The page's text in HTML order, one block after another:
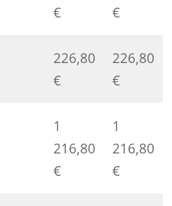
€
€
226,80
€
226,80
€
1
216,80
€
1
216,80
€